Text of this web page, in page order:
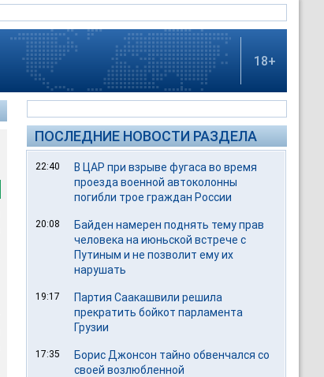
18+
ПОСЛЕДНИЕ НОВОСТИ РАЗДЕЛА
22:40
В ЦАР при взрыве фугаса во время
проезда военной автоколонны
погибли трое граждан России
20:08
Байден намерен поднять тему прав
человека на июньской встрече с
Путиным и не позволит ему их
нарушать
19:17
Партия Саакашвили решила
прекратить бойкот парламента
Грузии
17:35
Борис Джонсон тайно обвенчался со
своей возлюбленной